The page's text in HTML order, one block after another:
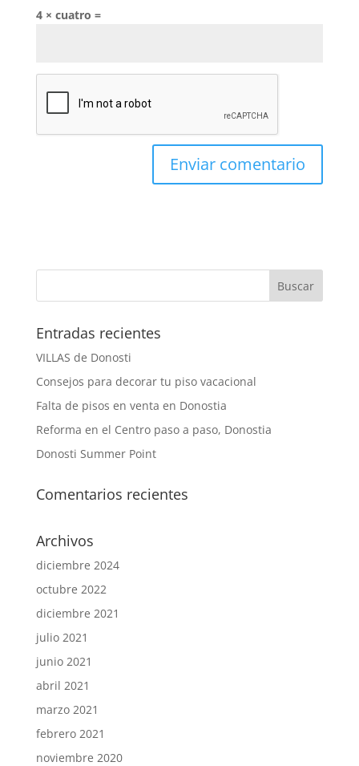
4 × cuatro =
Entradas recientes
VILLAS de Donosti
Consejos para decorar tu piso vacacional
Falta de pisos en venta en Donostia
Reforma en el Centro paso a paso, Donostia
Donosti Summer Point
Comentarios recientes
Archivos
diciembre 2024
octubre 2022
diciembre 2021
julio 2021
junio 2021
abril 2021
marzo 2021
febrero 2021
noviembre 2020